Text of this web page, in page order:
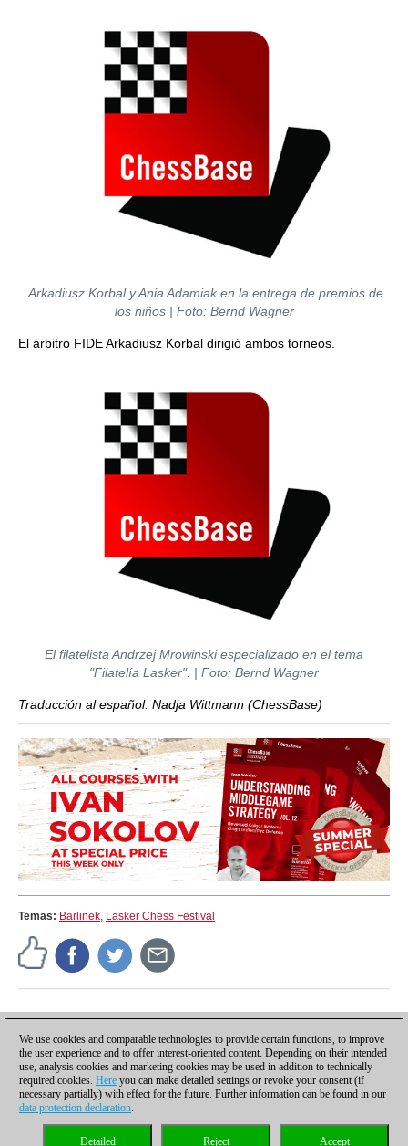
Arkadiusz Korbal y Ania Adamiak en la entrega de premios de
los niños | Foto: Bernd Wagner
El árbitro FIDE Arkadiusz Korbal dirigió ambos torneos.
El filatelista Andrzej Mrowinski especializado en el tema
"Filatelía Lasker". | Foto: Bernd Wagner
Traducción al español: Nadja Wittmann (ChessBase)
Temas: Barlinek, Lasker Chess Festival
Prof. Dr. Hans-Jürgen Hochgräfe
Prof. Dr. Hans-Jürgen Hochgräfe
Política de privacidad |Para contactar Cookies Management
We use cookies and comparable technologies to provide certain functions, to improve
the user experience and to offer interest-oriented content. Depending on their intended
use, analysis cookies and marketing cookies may be used in addition to technically
required cookies. Here you can make detailed settings or revoke your consent (if
necessary partially) with effect for the future. Further information can be found in our
data protection declaration.
Accept
Reject
Detailed